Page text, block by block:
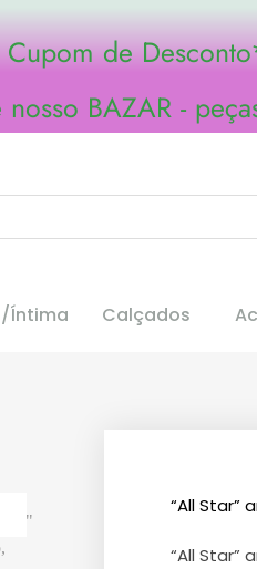
Cupom de
BAZAR -
Íntima Calçados
“All Star”
“All Star”